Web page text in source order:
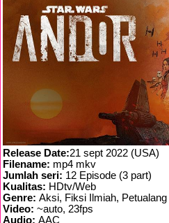
Release Date:21 sept 2022 (USA)
Filename: mp4 mkv
Jumlah seri: 12 Episode (3 part)
Kualitas: HDtv/Web
Genre: Aksi, Fiksi Ilmiah, Petualang
Video: ~auto, 23fps
Audio: AAC